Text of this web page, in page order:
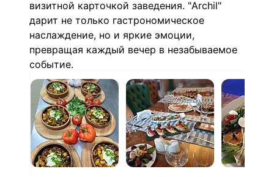
визитной карточкой заведения. "Archil"
дарит не только гастрономическое
наслаждение, но и яркие эмоции,
превращая каждый вечер в незабываемое
событие.